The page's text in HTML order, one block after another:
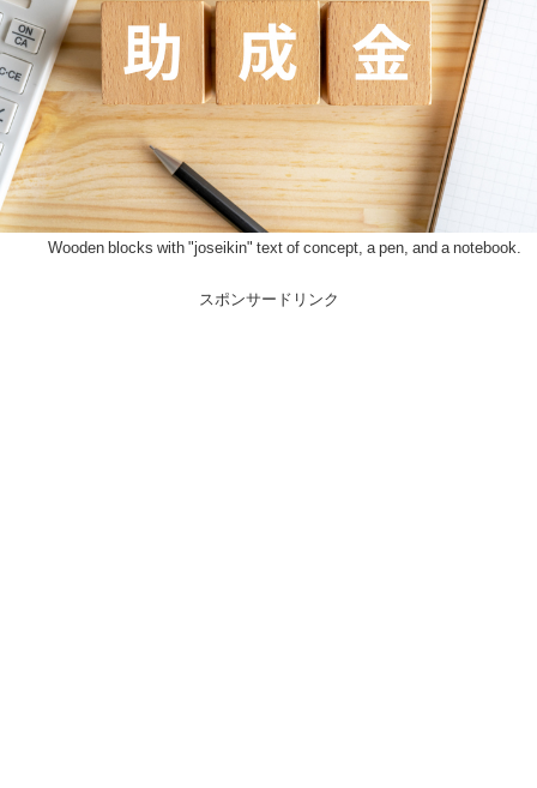
Wooden blocks with "joseikin" text of concept, a pen, and a notebook.
スポンサードリンク